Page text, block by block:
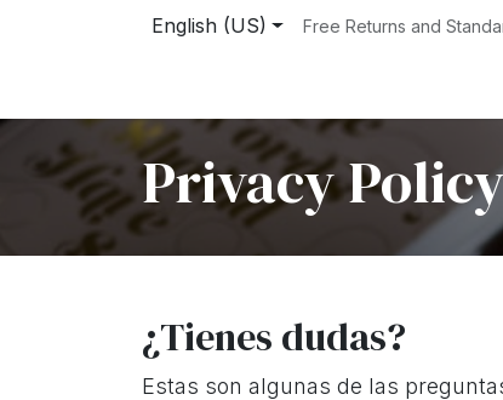
English (US) Free Returns and
Privacy
¿Tienes dudas?
Estas son algunas de las